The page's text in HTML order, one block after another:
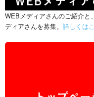
WEBメディアさんのご紹介と
ディアさんを募集。 詳しくは